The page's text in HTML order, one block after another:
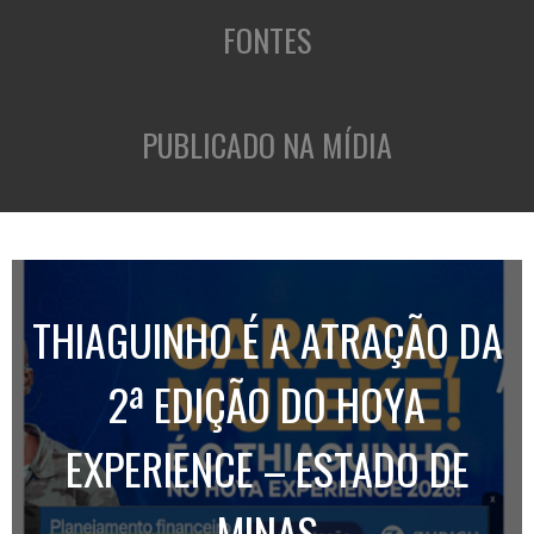
FONTES
PUBLICADO NA MÍDIA
THIAGUINHO É A ATRAÇÃO DA
2ª EDIÇÃO DO HOYA
EXPERIENCE – ESTADO DE